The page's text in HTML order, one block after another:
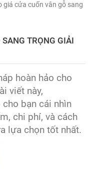
giá cửa cuốn vân gỗ sang
TRỌNG GIẢI
hoàn hảo cho
viết này,
cho bạn cái nhìn
chi phí, và cách
lựa chọn tốt nhất.